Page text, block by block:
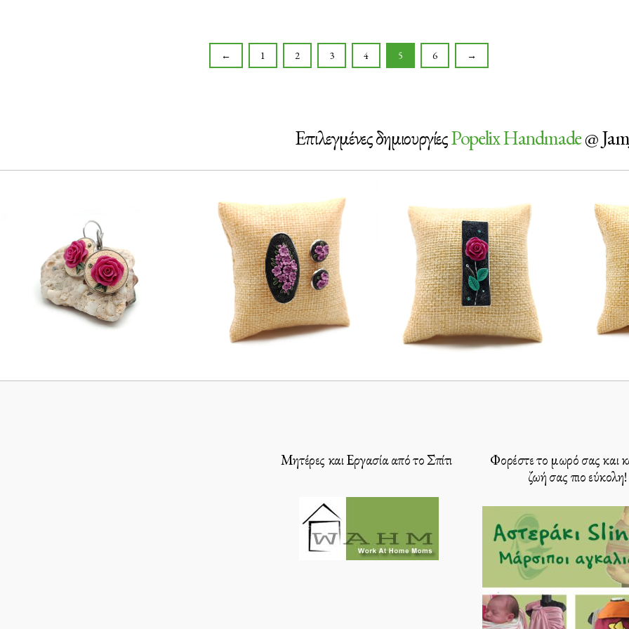
← 1 2 3 4 5 6 →
Επιλεγμένες δημιουργίεςPopelix Handmade@
Μητέρες και Εργασία από το Σπίτι
Φορέστε το μωρό σας και
ζωή σας πιο εύκολη!